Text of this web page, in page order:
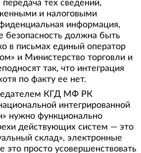
тех сведений,
и налоговыми
информация,
безопасность должна быть
в письмах единый оператор
и Министерство торговли и
так, что интеграция
по факту ее нет.
КГД МФ РК
интегрированной
нужно функционально
действующих систем — это
склад», электронные
это просто усовершенствовать